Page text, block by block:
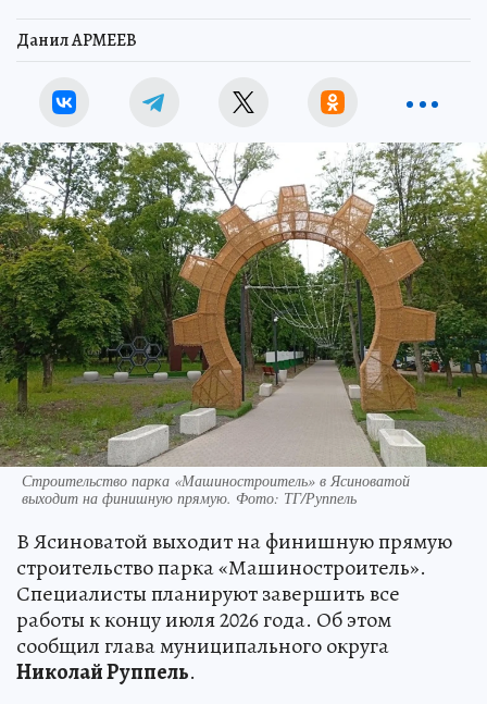
Данил АРМЕЕВ
Строительство парка «Машиностроитель» в Ясиноватой
выходит на финишную прямую. Фото: ТГ/Руппель
В Ясиноватой выходит на финишную прямую
строительство парка «Машиностроитель».
Специалисты планируют завершить все
работы к концу июля 2026 года. Об этом
сообщил глава муниципального округа
Николай Руппель.